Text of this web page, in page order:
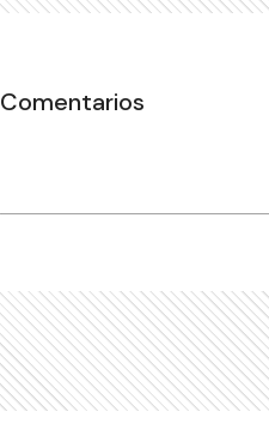
Comentarios